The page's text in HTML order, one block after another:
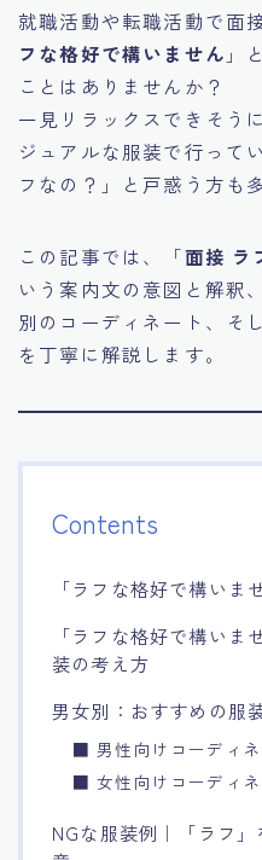
14.キャリアアップのた
15.職場適応力をアピール
16.エージェントと良好
18.転職後の職場に適応
就職活動や転職活動で面
フな格好で構いません 」
ことはありませんか？
一見リラックスできそう
ジュアルな服装で行って
フなの？」と戸惑う方も
この記事では、「面接 ラ
いう案内文の意図と解釈
別のコーディネート、そ
を丁寧に解説します。
Contents
「ラフな格好で構いま
「ラフな格好で構いま
装の考え方
男女別：おすすめの服
■ 男性向けコーディネ
■ 女性向けコーディネ
NGな服装例｜「ラフ